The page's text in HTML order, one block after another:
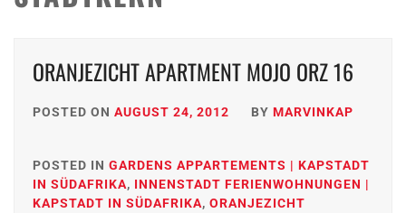
ORANJEZICHT APARTMENT MOJO ORZ 16
POSTED ON AUGUST 24, 2012 BY MARVINKAP
POSTED IN GARDENS APPARTEMENTS | KAPSTADT
IN SÜDAFRIKA, INNENSTADT FERIENWOHNUNGEN |
KAPSTADT IN SÜDAFRIKA, ORANJEZICHT